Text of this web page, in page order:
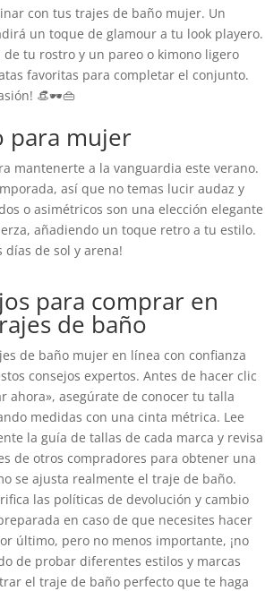
con tus trajes de baño mujer. Un
un toque de glamour a tu look playero.
tu rostro y un pareo o kimono ligero
favoritas para completar el conjunto.
👒🕶️👜
para mujer
mantenerte a la vanguardia este verano.
así que no temas lucir audaz y
o asimétricos son una elección elegante
añadiendo un toque retro a tu estilo.
de sol y arena!
para comprar en
de baño
de baño mujer en línea con confianza
consejos expertos. Antes de hacer clic
ahora», asegúrate de conocer tu talla
medidas con una cinta métrica. Lee
la guía de tallas de cada marca y revisa
de otros compradores para obtener una
se ajusta realmente el traje de baño.
las políticas de devolución y cambio
en caso de que necesites hacer
último, pero no menos importante, ¡no
de probar diferentes estilos y marcas
el traje de baño perfecto que te haga